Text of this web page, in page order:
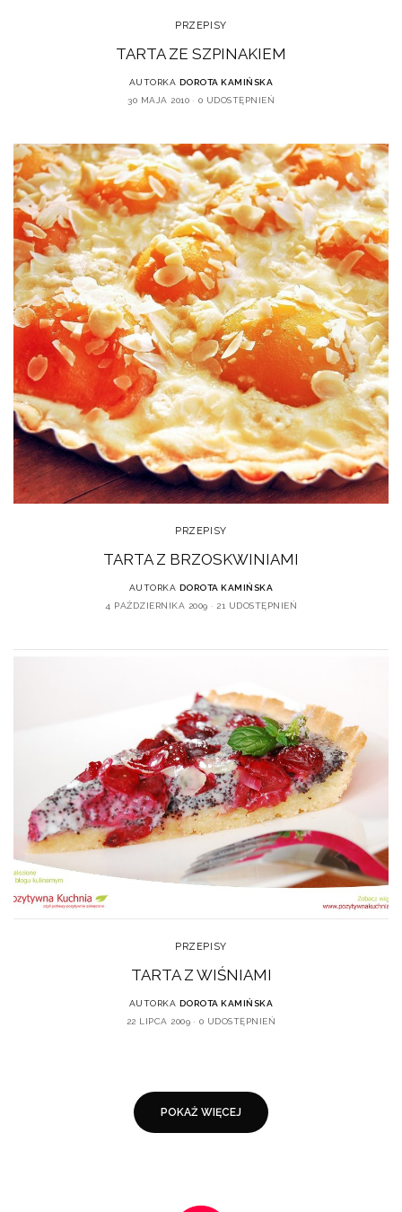
PRZEPISY
TARTA ZE SZPINAKIEM
AUTORKA DOROTA KAMIŃSKA
30 MAJA 2010
0 UDOSTĘPNIEŃ
PRZEPISY
TARTA Z BRZOSKWINIAMI
AUTORKA DOROTA KAMIŃSKA
4 PAŹDZIERNIKA 2009
21 UDOSTĘPNIEŃ
PRZEPISY
TARTA Z WIŚNIAMI
AUTORKA DOROTA KAMIŃSKA
22 LIPCA 2009
0 UDOSTĘPNIEŃ
POKAŻ WIĘCEJ